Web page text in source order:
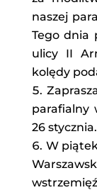
naszej
Tego dnia
ulicy II
kolędy
parafialny
26
W